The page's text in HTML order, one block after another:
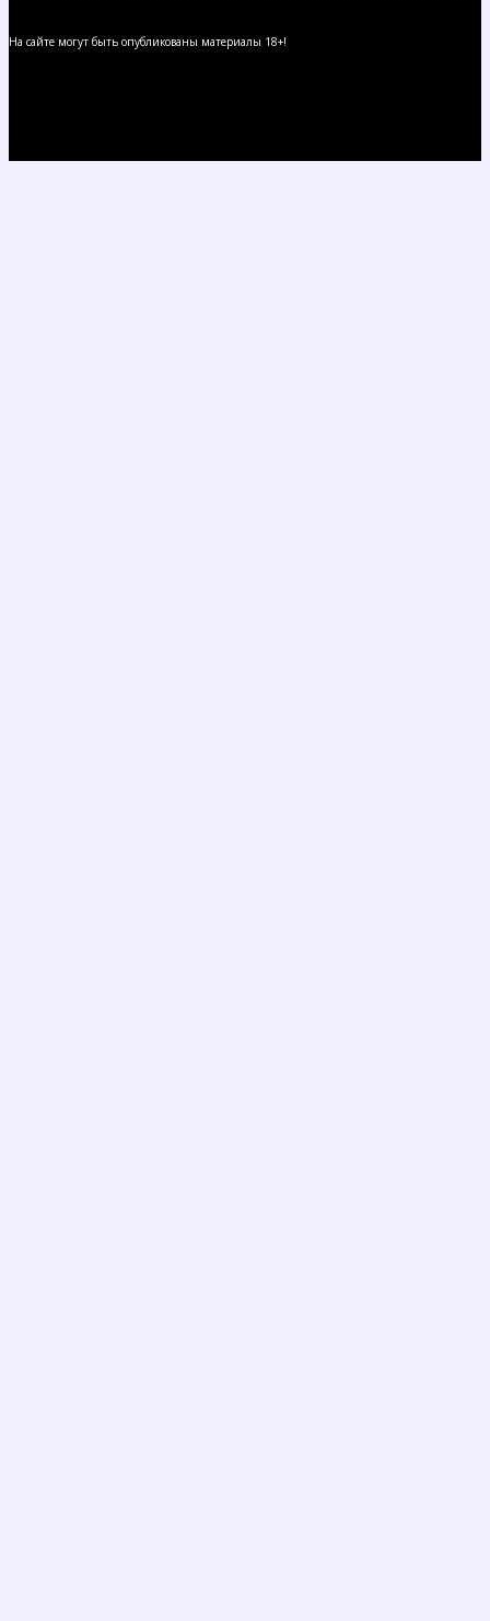
На сайте могут быть опубликованы материалы 18+!